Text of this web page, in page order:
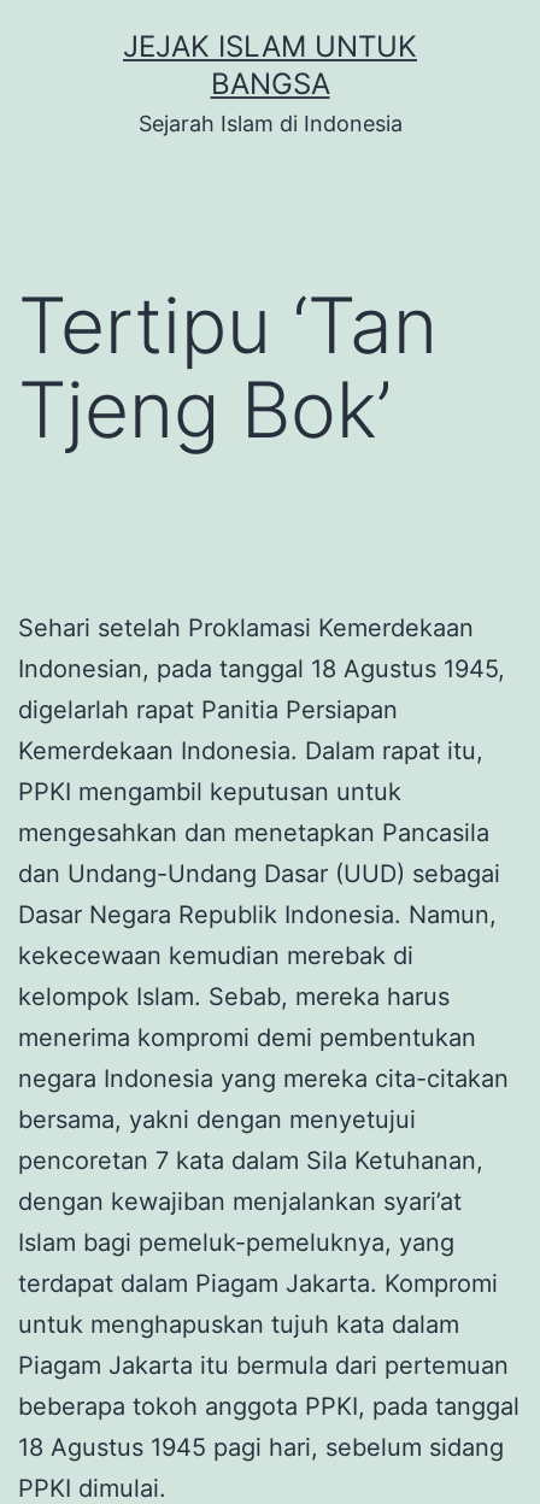
JEJAK ISLAM UNTUK
BANGSA
Sejarah Islam di Indonesia
Tertipu ‘Tan
Tjeng Bok’
Sehari setelah Proklamasi Kemerdekaan
Indonesian, pada tanggal 18 Agustus 1945,
digelarlah rapat Panitia Persiapan
Kemerdekaan Indonesia. Dalam rapat itu,
PPKI mengambil keputusan untuk
mengesahkan dan menetapkan Pancasila
dan Undang-Undang Dasar (UUD) sebagai
Dasar Negara Republik Indonesia. Namun,
kekecewaan kemudian merebak di
kelompok Islam. Sebab, mereka harus
menerima kompromi demi pembentukan
negara Indonesia yang mereka cita-citakan
bersama, yakni dengan menyetujui
pencoretan 7 kata dalam Sila Ketuhanan,
dengan kewajiban menjalankan syari’at
Islam bagi pemeluk-pemeluknya, yang
terdapat dalam Piagam Jakarta. Kompromi
untuk menghapuskan tujuh kata dalam
Piagam Jakarta itu bermula dari pertemuan
beberapa tokoh anggota PPKI, pada tanggal
18 Agustus 1945 pagi hari, sebelum sidang
PPKI dimulai.